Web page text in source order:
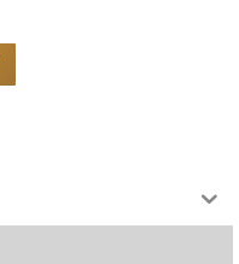
produkt
Možnosti